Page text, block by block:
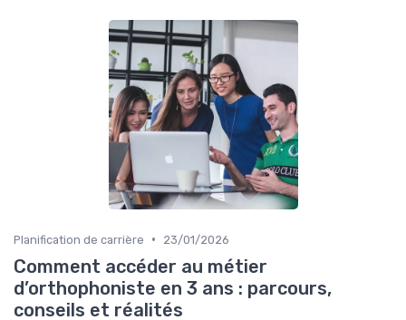
Planification de carrière • 23/01/2026
Comment accéder au métier
d’orthophoniste en 3 ans : parcours,
conseils et réalités